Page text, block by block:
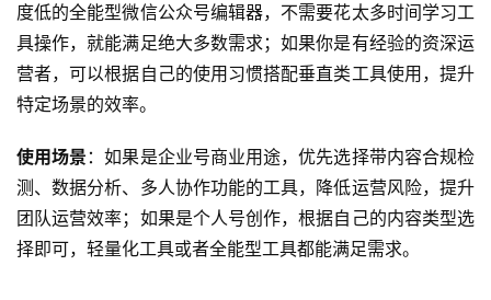
度低的全能型微信公众号编辑器，不需要花太多时间学习工
具操作，就能满足绝大多数需求；如果你是有经验的资深运
营者，可以根据自己的使用习惯搭配垂直类工具使用，提升
特定场景的效率。
使用场景 ：如果是企业号商业用途，优先选择带内容合规检
测、数据分析、多人协作功能的工具，降低运营风险，提升
团队运营效率；如果是个人号创作，根据自己的内容类型选
择即可，轻量化工具或者全能型工具都能满足需求。